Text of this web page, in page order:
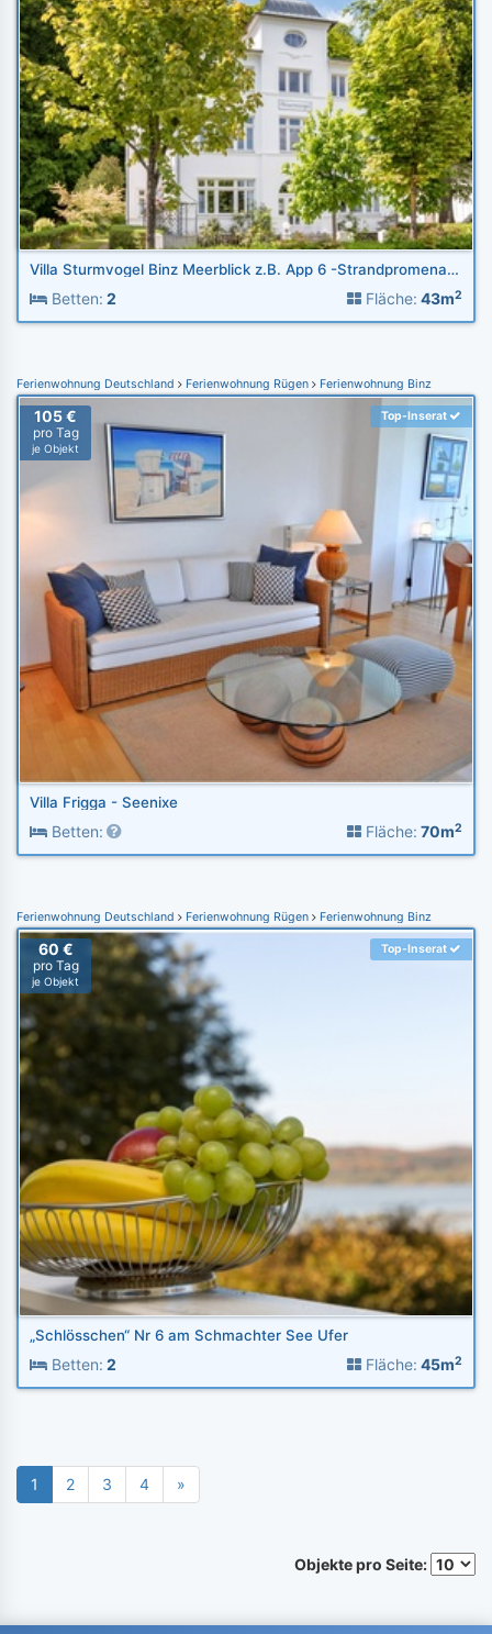
Villa Sturmvogel Binz Meerblick z.B. App 6 -Strandpromenade
Betten: 2 Fläche: 43m2
Ferienwohnung Deutschland Ferienwohnung Rügen Ferienwohnung Binz
105 €
pro Tag
je Objekt
Top-Inserat
Villa Frigga - Seenixe
Betten: Fläche: 70m2
Ferienwohnung Deutschland Ferienwohnung Rügen Ferienwohnung Binz
60 €
pro Tag
je Objekt
Top-Inserat
„Schlösschen“ Nr 6 am Schmachter See Ufer
Betten: 2 Fläche: 45m2
1 2 3 4 »
Objekte pro Seite: